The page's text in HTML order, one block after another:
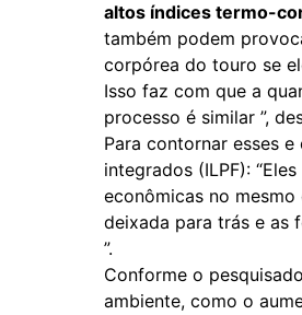
altos índices termo-
também podem
corpórea do touro se
Isso faz com que a
processo é similar ”,
Para contornar esses
integrados (ILPF):
econômicas no
deixada para trás e as
”.
Conforme o
ambiente, como o